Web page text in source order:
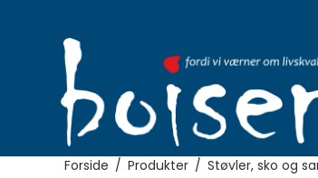
Forside / Produkter / Støvler, sko og